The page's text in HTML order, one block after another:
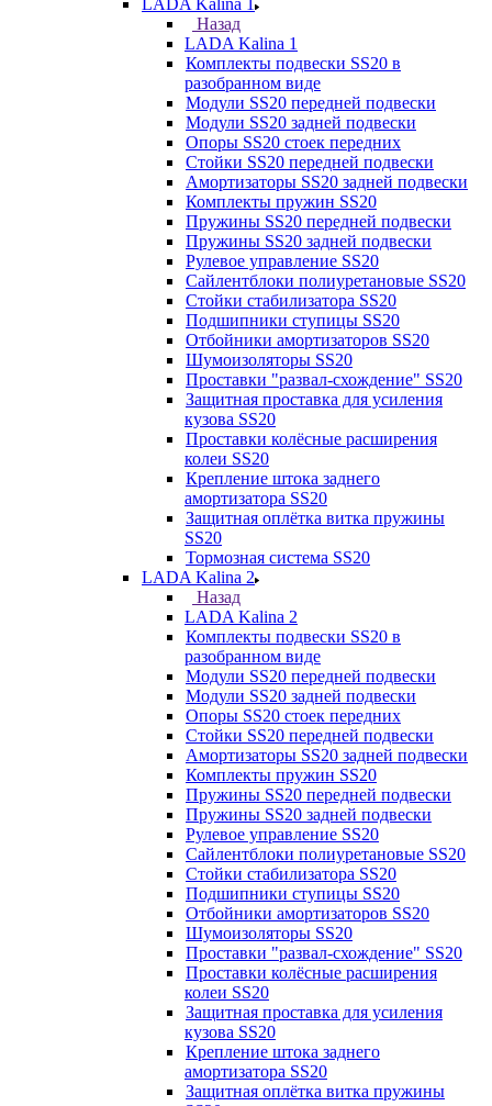
LADA Kalina 1
Назад
LADA Kalina 1
Комплекты подвески SS20 в
разобранном виде
Модули SS20 передней подвески
Модули SS20 задней подвески
Опоры SS20 стоек передних
Стойки SS20 передней подвески
Амортизаторы SS20 задней подвески
Комплекты пружин SS20
Пружины SS20 передней подвески
Пружины SS20 задней подвески
Рулевое управление SS20
Сайлентблоки полиуретановые SS20
Стойки стабилизатора SS20
Подшипники ступицы SS20
Отбойники амортизаторов SS20
Шумоизоляторы SS20
Проставки "развал-схождение" SS20
Защитная проставка для усиления
кузова SS20
Проставки колёсные расширения
колеи SS20
Крепление штока заднего
амортизатора SS20
Защитная оплётка витка пружины
SS20
Тормозная система SS20
LADA Kalina 2
Назад
LADA Kalina 2
Комплекты подвески SS20 в
разобранном виде
Модули SS20 передней подвески
Модули SS20 задней подвески
Опоры SS20 стоек передних
Стойки SS20 передней подвески
Амортизаторы SS20 задней подвески
Комплекты пружин SS20
Пружины SS20 передней подвески
Пружины SS20 задней подвески
Рулевое управление SS20
Сайлентблоки полиуретановые SS20
Стойки стабилизатора SS20
Подшипники ступицы SS20
Отбойники амортизаторов SS20
Шумоизоляторы SS20
Проставки "развал-схождение" SS20
Проставки колёсные расширения
колеи SS20
Защитная проставка для усиления
кузова SS20
Крепление штока заднего
амортизатора SS20
Защитная оплётка витка пружины